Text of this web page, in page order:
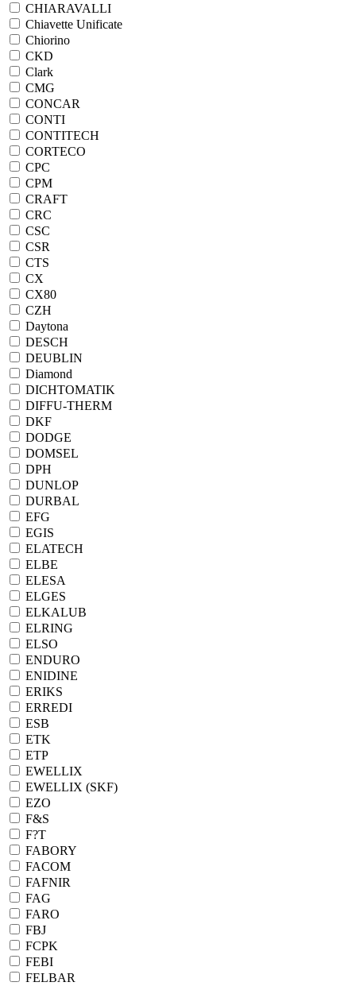
CHIARAVALLI
Chiavette Unificate
Chiorino
CKD
Clark
CMG
CONCAR
CONTI
CONTITECH
CORTECO
CPC
CPM
CRAFT
CRC
CSC
CSR
CTS
CX
CX80
CZH
Daytona
DESCH
DEUBLIN
Diamond
DICHTOMATIK
DIFFU-THERM
DKF
DODGE
DOMSEL
DPH
DUNLOP
DURBAL
EFG
EGIS
ELATECH
ELBE
ELESA
ELGES
ELKALUB
ELRING
ELSO
ENDURO
ENIDINE
ERIKS
ERREDI
ESB
ETK
ETP
EWELLIX
EWELLIX (SKF)
EZO
F&S
F?T
FABORY
FACOM
FAFNIR
FAG
FARO
FBJ
FCPK
FEBI
FELBAR